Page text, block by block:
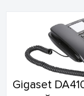
Gigaset